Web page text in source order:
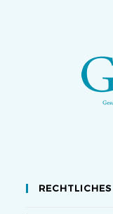
RECHTLICHES